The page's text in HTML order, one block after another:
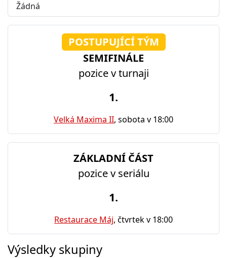
Žádná
POSTUPUJÍCÍ TÝM
SEMIFINÁLE
pozice v turnaji
1.
Velká Maxima II, sobota v 18:00
ZÁKLADNÍ ČÁST
pozice v seriálu
1.
Restaurace Máj, čtvrtek v 18:00
Výsledky skupiny